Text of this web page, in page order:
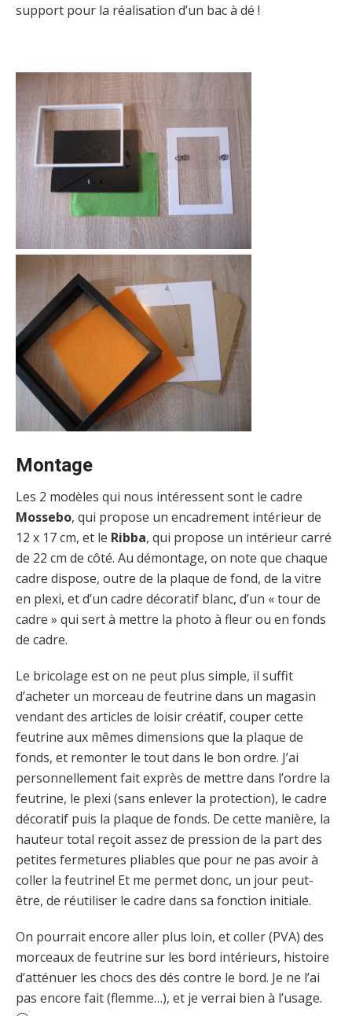
support pour la réalisation d’un bac à dé !
Montage
Les 2 modèles qui nous intéressent sont le cadre
Mossebo, qui propose un encadrement intérieur de
12 x 17 cm, et le Ribba, qui propose un intérieur carré
de 22 cm de côté. Au démontage, on note que chaque
cadre dispose, outre de la plaque de fond, de la vitre
en plexi, et d’un cadre décoratif blanc, d’un « tour de
cadre » qui sert à mettre la photo à fleur ou en fonds
de cadre.
Le bricolage est on ne peut plus simple, il suffit
d’acheter un morceau de feutrine dans un magasin
vendant des articles de loisir créatif, couper cette
feutrine aux mêmes dimensions que la plaque de
fonds, et remonter le tout dans le bon ordre. J’ai
personnellement fait exprès de mettre dans l’ordre la
feutrine, le plexi (sans enlever la protection), le cadre
décoratif puis la plaque de fonds. De cette manière, la
hauteur total reçoit assez de pression de la part des
petites fermetures pliables que pour ne pas avoir à
coller la feutrine! Et me permet donc, un jour peut-
être, de réutiliser le cadre dans sa fonction initiale.
On pourrait encore aller plus loin, et coller (PVA) des
morceaux de feutrine sur les bord intérieurs, histoire
d’atténuer les chocs des dés contre le bord. Je ne l’ai
pas encore fait (flemme…), et je verrai bien à l’usage.